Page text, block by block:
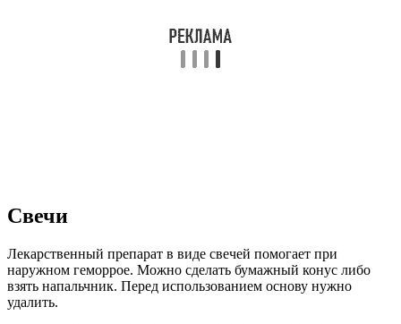
Свечи
Лекарственный препарат в виде свечей помогает при
наружном геморрое. Можно сделать бумажный конус либо
взять напальчник. Перед использованием основу нужно
удалить.